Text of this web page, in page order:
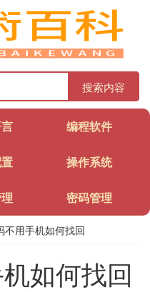
搜索内容
编程软件
操作系统
密码管理
不用手机如何找回
如何找回